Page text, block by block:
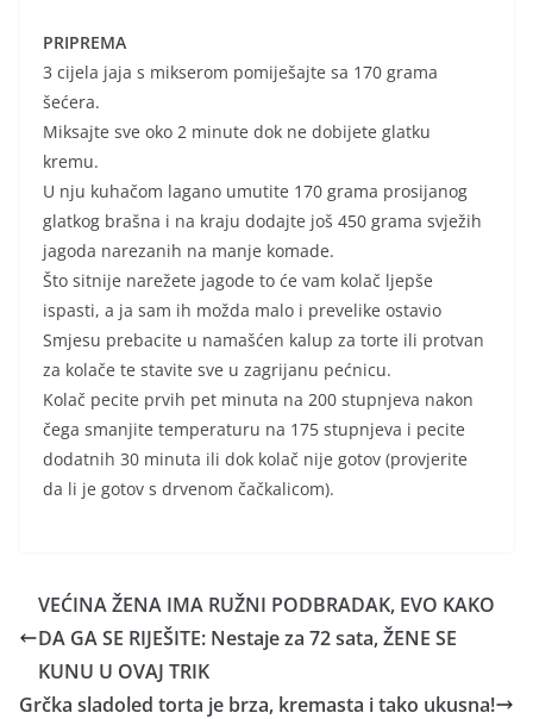
PRIPREMA
3 cijela jaja s mikserom pomiješajte sa 170 grama
šećera.
Miksajte sve oko 2 minute dok ne dobijete glatku
kremu.
U nju kuhačom lagano umutite 170 grama prosijanog
glatkog brašna i na kraju dodajte još 450 grama svježih
jagoda narezanih na manje komade.
Što sitnije narežete jagode to će vam kolač ljepše
ispasti, a ja sam ih možda malo i prevelike ostavio
Smjesu prebacite u namašćen kalup za torte ili protvan
za kolače te stavite sve u zagrijanu pećnicu.
Kolač pecite prvih pet minuta na 200 stupnjeva nakon
čega smanjite temperaturu na 175 stupnjeva i pecite
dodatnih 30 minuta ili dok kolač nije gotov (provjerite
da li je gotov s drvenom čačkalicom).
VEĆINA ŽENA IMA RUŽNI PODBRADAK, EVO KAKO
DA GA SE RIJEŠITE: Nestaje za 72 sata, ŽENE SE
KUNU U OVAJ TRIK
Grčka sladoled torta je brza, kremasta i tako ukusna!